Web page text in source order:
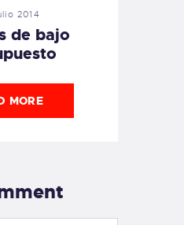
2014
de bajo
MORE